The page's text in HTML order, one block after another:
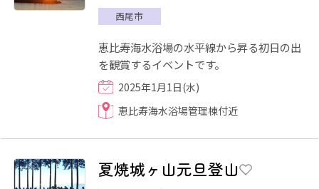
西尾市
恵比寿海水浴場の水平線から昇る初日の出
を観賞するイベントです。
2025年1月1日(水)
恵比寿海水浴場管理棟付近
夏焼城ヶ山元旦登山